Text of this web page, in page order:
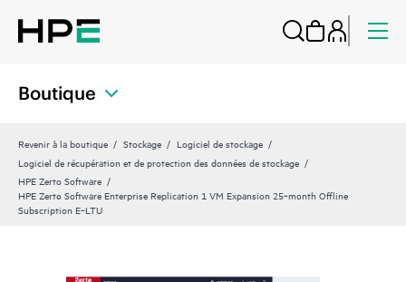
Boutique
Revenir à la boutique Stockage
Logiciel de stockage
Logiciel de récupération et de protection des données de stockage
HPE Zerto Software
HPE Zerto Software Enterprise Replication 1 VM Expansion 25‑month Offline
Subscription E‑LTU